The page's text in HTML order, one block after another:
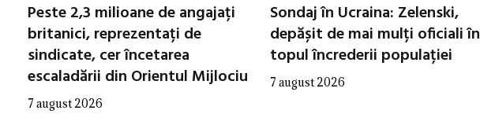
Peste 2,3 milioane de angajați
britanici, reprezentați de
sindicate, cer încetarea
escaladării din Orientul Mijlociu
7 august 2026
Sondaj în Ucraina: Zelenski,
depășit de mai mulți oficiali în
topul încrederii populației
7 august 2026